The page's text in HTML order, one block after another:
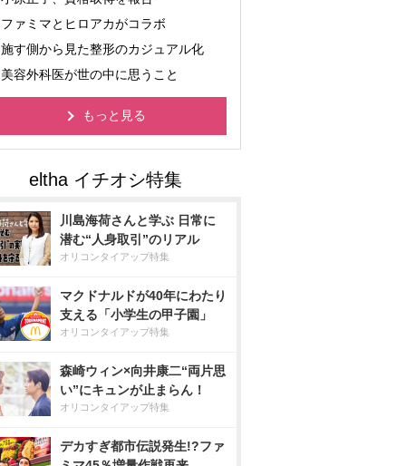
ファミマとヒロアカがコラボ
施す側から見た整形のカジュアル化
美容外科医が世の中に思うこと
もっと見る
川島海荷さんと学ぶ 日常に
潜む“人身取引”のリアル
オリコンタイアップ特集
マクドナルドが40年にわたり
支える「小学生の甲子園」
オリコンタイアップ特集
森崎ウィン×向井康二“両片思
い”にキュンが止まらん！
オリコンタイアップ特集
デカすぎ都市伝説発生!?ファ